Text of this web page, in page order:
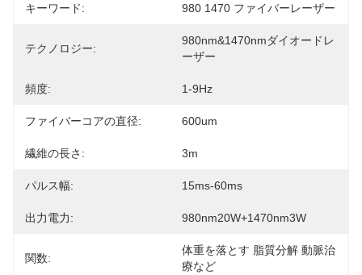
キーワード: 980 1470 ファイバーレーザー
テクノロジー:
980nm&1470nmダイオードレ
ーザー
頻度: 1-9Hz
ファイバーコアの直径: 600um
繊維の長さ: 3m
パルス幅: 15ms-60ms
出力電力: 980nm20W+1470nm3W
関数:
体重を落とす 脂質分解 動脈治
療など